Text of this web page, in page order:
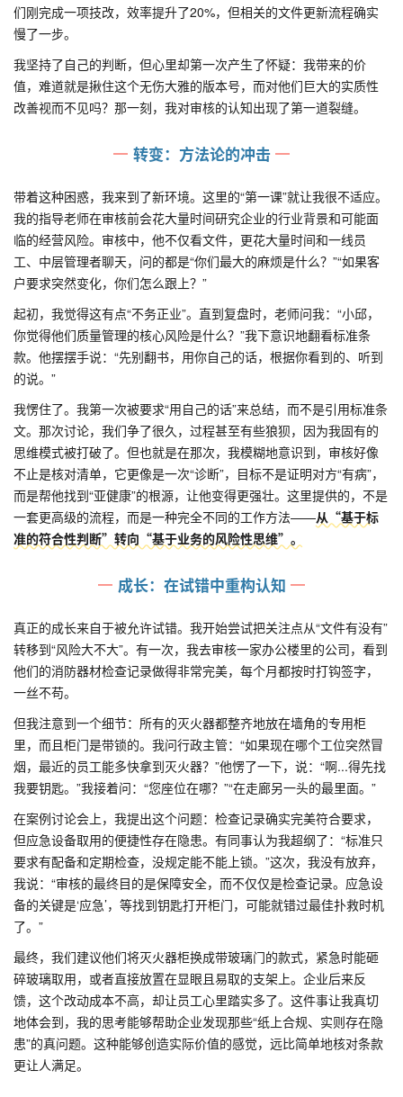
们刚完成一项技改，效率提升了20%，但相关的文件更新流程确实
慢了一步。
我坚持了自己的判断，但心里却第一次产生了怀疑：我带来的价
值，难道就是揪住这个无伤大雅的版本号，而对他们巨大的实质性
改善视而不见吗？那一刻，我对审核的认知出现了第一道裂缝。
转变：方法论的冲击
带着这种困惑，我来到了新环境。这里的“第一课”就让我很不适应。
我的指导老师在审核前会花大量时间研究企业的行业背景和可能面
临的经营风险。审核中，他不仅看文件，更花大量时间和一线员
工、中层管理者聊天，问的都是“你们最大的麻烦是什么？”“如果客
户要求突然变化，你们怎么跟上？”
起初，我觉得这有点“不务正业”。直到复盘时，老师问我：“小邱，
你觉得他们质量管理的核心风险是什么？”我下意识地翻看标准条
款。他摆摆手说：“先别翻书，用你自己的话，根据你看到的、听到
的说。”
我愣住了。我第一次被要求“用自己的话”来总结，而不是引用标准条
文。那次讨论，我们争了很久，过程甚至有些狼狈，因为我固有的
思维模式被打破了。但也就是在那次，我模糊地意识到，审核好像
不止是核对清单，它更像是一次“诊断”，目标不是证明对方“有病”，
而是帮他找到“亚健康”的根源，让他变得更强壮。这里提供的，不是
一套更高级的流程，而是一种完全不同的工作方法——从“基于标
准的符合性判断”转向“基于业务的风险性思维”。
成长：在试错中重构认知
真正的成长来自于被允许试错。我开始尝试把关注点从“文件有没有”
转移到“风险大不大”。有一次，我去审核一家办公楼里的公司，看到
他们的消防器材检查记录做得非常完美，每个月都按时打钩签字，
一丝不苟。
但我注意到一个细节：所有的灭火器都整齐地放在墙角的专用柜
里，而且柜门是带锁的。我问行政主管：“如果现在哪个工位突然冒
烟，最近的员工能多快拿到灭火器？”他愣了一下，说：“啊...得先找
我要钥匙。”我接着问：“您座位在哪？”“在走廊另一头的最里面。”
在案例讨论会上，我提出这个问题：检查记录确实完美符合要求，
但应急设备取用的便捷性存在隐患。有同事认为我超纲了：“标准只
要求有配备和定期检查，没规定能不能上锁。”这次，我没有放弃，
我说：“审核的最终目的是保障安全，而不仅仅是检查记录。应急设
备的关键是‘应急’，等找到钥匙打开柜门，可能就错过最佳扑救时机
了。”
最终，我们建议他们将灭火器柜换成带玻璃门的款式，紧急时能砸
碎玻璃取用，或者直接放置在显眼且易取的支架上。企业后来反
馈，这个改动成本不高，却让员工心里踏实多了。这件事让我真切
地体会到，我的思考能够帮助企业发现那些“纸上合规、实则存在隐
患”的真问题。这种能够创造实际价值的感觉，远比简单地核对条款
更让人满足。